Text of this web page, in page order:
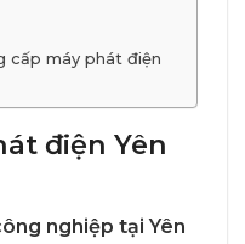
cấp máy phát điện
điện Yên
nghiệp tại Yên